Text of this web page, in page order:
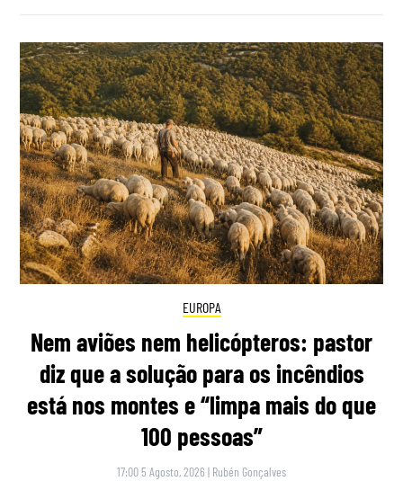
EUROPA
Nem aviões nem helicópteros: pastor
diz que a solução para os incêndios
está nos montes e “limpa mais do que
100 pessoas”
17:00 5 Agosto, 2026 | Rubén Gonçalves